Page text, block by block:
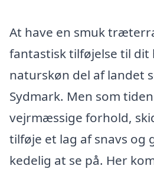
At have en smuk
fantastisk tilføjelse til dit
naturskøn del af landet
Sydmark. Men som
vejrmæssige forhold,
tilføje et lag af snavs og
kedelig at se på. Her